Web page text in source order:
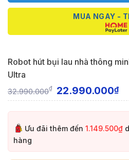
MUA NGAY -
Robot hút bụi lau nhà thông
Ultra
32.990.000₫ 22.990.000₫
Ưu đãi thêm đến 1.149.500₫
hàng